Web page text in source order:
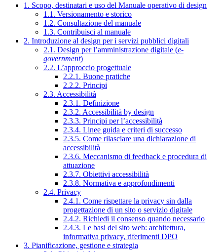
1. Scopo, destinatari e uso del Manuale operativo di design
1.1. Versionamento e storico
1.2. Consultazione del manuale
1.3. Contribuisci al manuale
2. Introduzione al design per i servizi pubblici digitali
2.1. Design per l’amministrazione digitale (e-
government)
2.2. L’approccio progettuale
2.2.1. Buone pratiche
2.2.2. Principi
2.3. Accessibilità
2.3.1. Definizione
2.3.2. Accessibilità by design
2.3.3. Principi per l’accessibilità
2.3.4. Linee guida e criteri di successo
2.3.5. Come rilasciare una dichiarazione di
accessibilità
2.3.6. Meccanismo di feedback e procedura di
attuazione
2.3.7. Obiettivi accessibilità
2.3.8. Normativa e approfondimenti
2.4. Privacy
2.4.1. Come rispettare la privacy sin dalla
progettazione di un sito o servizio digitale
2.4.2. Richiedi il consenso quando necessario
2.4.3. Le basi del sito web: architettura,
informativa privacy, riferimenti DPO
3. Pianificazione, gestione e strategia